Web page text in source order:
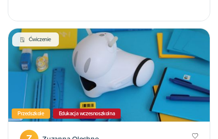
Ćwiczenie
Przedszkole Edukacja wczesnoszkolna